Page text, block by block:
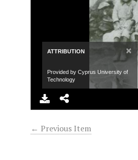
ATTRIBUTION ×
Provided by Cyprus University of
Technology
← Previous Item